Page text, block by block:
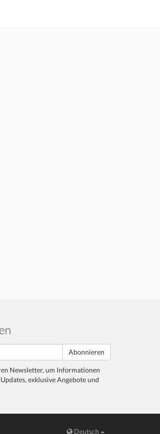
Abonnieren
Newsletter, um Informationen
exklusive Angebote und
Deutsch